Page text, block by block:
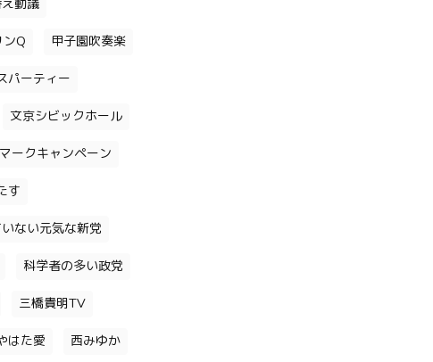
動議
ンQ 甲子園吹奏楽
パーティー
文京シビックホール
ークキャンペーン
す
ない元気な新党
科学者の多い政党
三橋貴明TV
はた愛 西みゆか